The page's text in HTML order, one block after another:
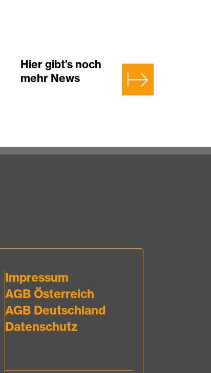
Hier gibt’s noch
mehr News
Impressum
AGB Österreich
AGB Deutschland
Datenschutz